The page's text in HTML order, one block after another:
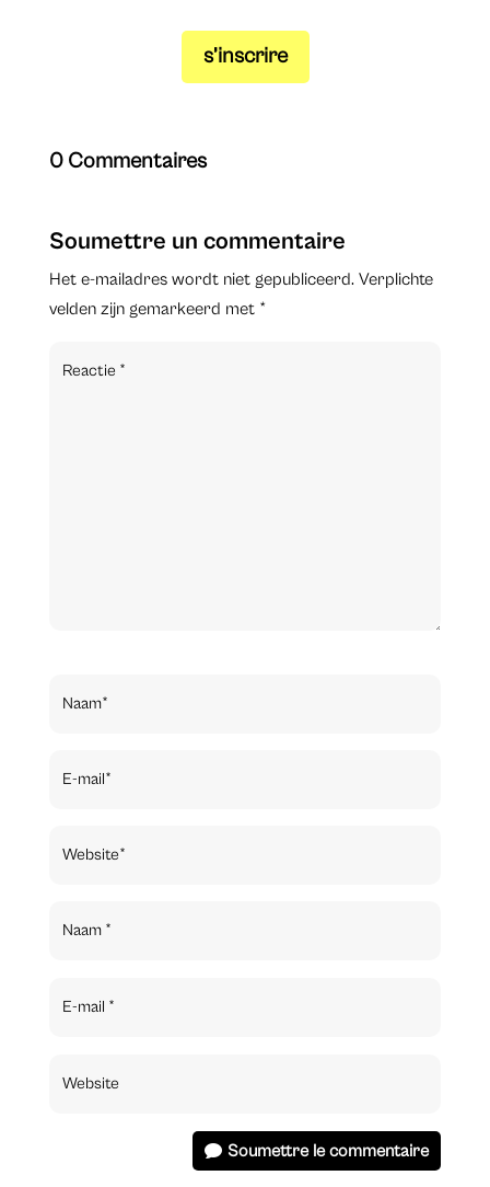
s’inscrire
0 Commentaires
Soumettre un commentaire
Het e-mailadres wordt niet gepubliceerd. Verplichte
velden zijn gemarkeerd met *
Soumettre le commentaire